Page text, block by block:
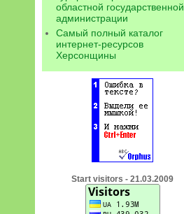
областной государственной
администрации
Самый полный каталог
интернет-ресурсов
Херсонщины
Start visitors - 21.03.2009